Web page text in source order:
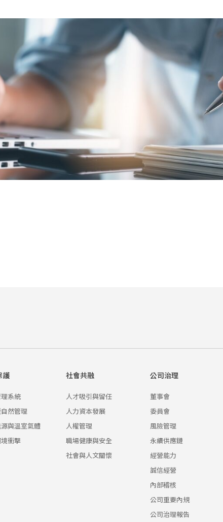
護
系統
然管理
與溫室氣體
衝擊
社會共融
人才吸引與留任
人力資本發展
人權管理
職場健康與安全
社會與人文關懷
公司治理
董事會
委員會
風險管理
永續供應鏈
經營能力
誠信經營
內部稽核
公司重要內規
公司治理報告